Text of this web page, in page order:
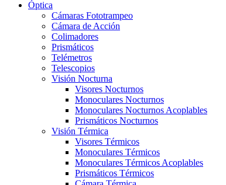
Óptica
Cámaras Fototrampeo
Cámara de Acción
Colimadores
Prismáticos
Telémetros
Telescopios
Visión Nocturna
Visores Nocturnos
Monoculares Nocturnos
Monoculares Nocturnos Acoplables
Prismáticos Nocturnos
Visión Térmica
Visores Térmicos
Monoculares Térmicos
Monoculares Térmicos Acoplables
Prismáticos Térmicos